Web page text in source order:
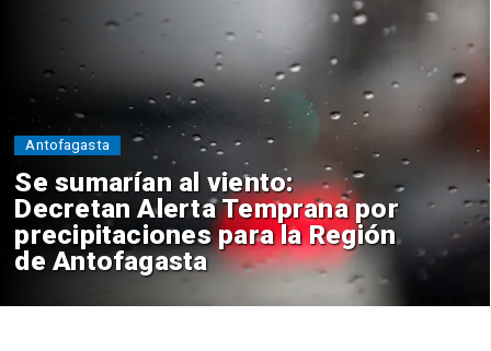
Se sumarían al viento:
Decretan Alerta Temprana por
precipitaciones para la Región
de Antofagasta
Antofagasta